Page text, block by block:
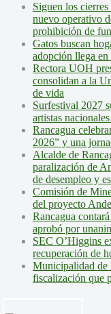
Siguen los
nuevo operativo
prohibición de
Gatos buscan
adopción llega
Rectora UOH
consolidan a la
de vida
Surfestival 2027
artistas
Rancagua
2026” y una
Alcalde de
paralización de
de desempleo y
Comisión de
del proyecto
Rancagua
aprobó por
SEC O’Higgins
recuperación de
Municipalidad de
fiscalización que